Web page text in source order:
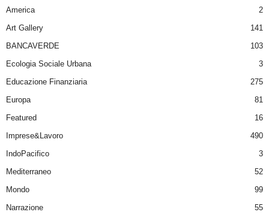
America
2
Art Gallery
141
BANCAVERDE
103
Ecologia Sociale Urbana
3
Educazione Finanziaria
275
Europa
81
Featured
16
Imprese&Lavoro
490
IndoPacifico
3
Mediterraneo
52
Mondo
99
Narrazione
55